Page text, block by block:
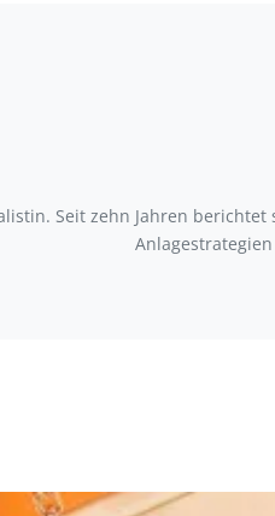
Seit zehn Jahren